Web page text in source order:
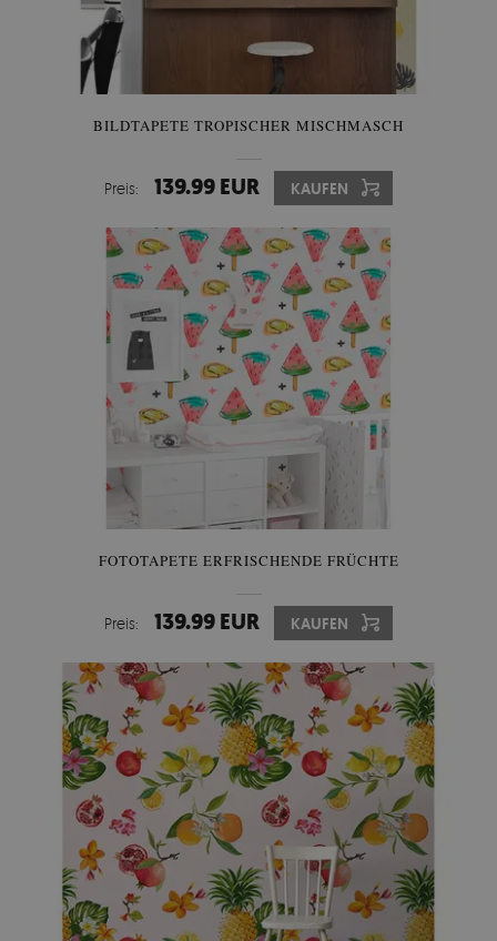
BILDTAPETE TROPISCHER MISCHMASCH
Preis: 139.99 EUR KAUFEN
FOTOTAPETE ERFRISCHENDE FRÜCHTE
Preis: 139.99 EUR KAUFEN